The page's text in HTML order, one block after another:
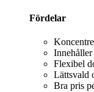
Fördelar
Flexibel
Lättsvald
Bra pris